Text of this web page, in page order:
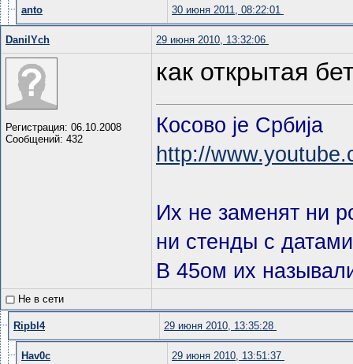
anto 30 июня 2011, 08:22:01
DanilYch 29 июня 2010, 13:32:06
Регистрация: 06.10.2008
Сообщений: 432
как открытая
Косово je Србиja
http://
Их не заменят ни
ни стенды с датами
В 45ом их
Не в сети
Ripbl4 29 июня 2010, 13:35:28
Hav0c 29 июня 2010, 13:51:37